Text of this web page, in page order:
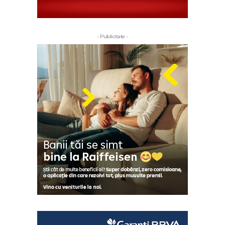
- Publicitate -